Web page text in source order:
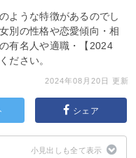
ような特徴があるのでし
別の性格や恋愛傾向・相
有名人や適職・【2024
ださい。
2024年08月20日 更新
シェア